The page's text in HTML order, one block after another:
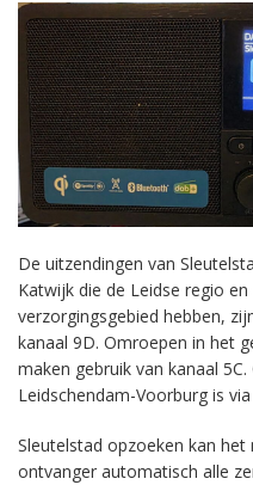
De uitzendingen van
Katwijk die de Leidse regio
verzorgingsgebied hebben,
kanaal 9D. Omroepen in het
maken gebruik van kanaal
Leidschendam-Voorburg is
Sleutelstad opzoeken kan
ontvanger automatisch alle